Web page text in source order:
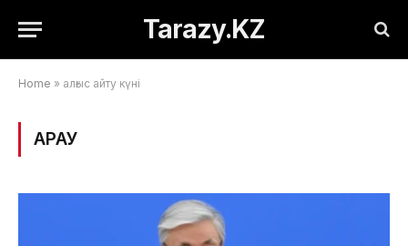
Tarazy.KZ
Home » алғыс айту күні
ҚАРАУ